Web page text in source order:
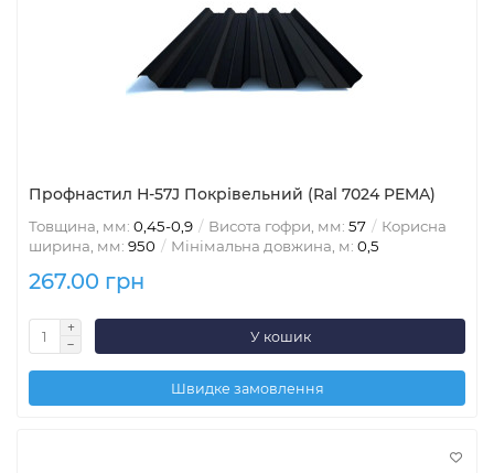
Профнастил Н-57J Покрівельний (Ral 7024 PEMA)
Товщина, мм: 0,45-0,9 Висота гофри, мм: 57
Корисна
ширина, мм: 950 Мінімальна довжина, м: 0,5
267.00 грн
У кошик
Швидке замовлення